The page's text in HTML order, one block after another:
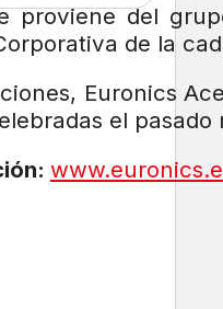
proviene del
de la
Euronics
el pasado